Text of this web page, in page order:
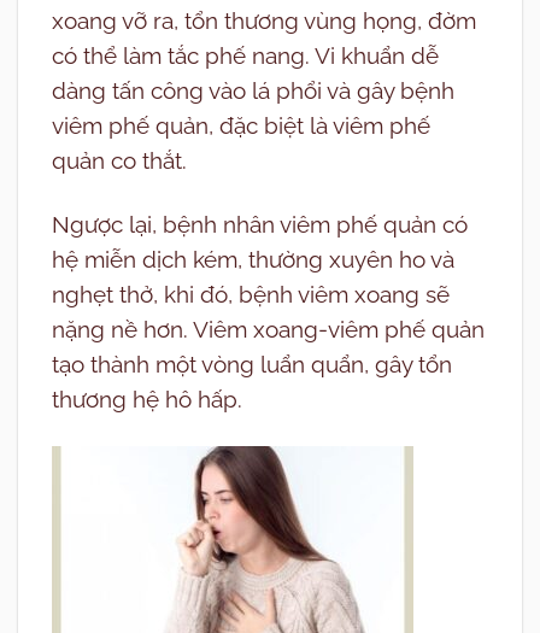
xoang vỡ ra, tổn thương vùng họng, đờm
có thể làm tắc phế nang. Vi khuẩn dễ
dàng tấn công vào lá phổi và gây bệnh
viêm phế quản, đặc biệt là viêm phế
quản co thắt.
Ngược lại, bệnh nhân viêm phế quản có
hệ miễn dịch kém, thường xuyên ho và
nghẹt thở, khi đó, bệnh viêm xoang sẽ
nặng nề hơn. Viêm xoang-viêm phế quản
tạo thành một vòng luẩn quẩn, gây tổn
thương hệ hô hấp.